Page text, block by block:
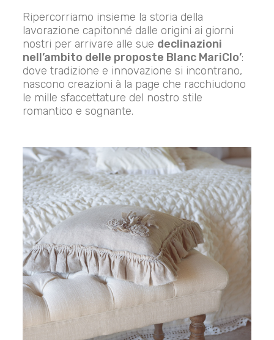
Ripercorriamo insieme la storia della
lavorazione capitonné dalle origini ai giorni
nostri per arrivare alle sue declinazioni
nell’ambito delle proposte Blanc MariClo’:
dove tradizione e innovazione si incontrano,
nascono creazioni à la page che racchiudono
le mille sfaccettature del nostro stile
romantico e sognante.